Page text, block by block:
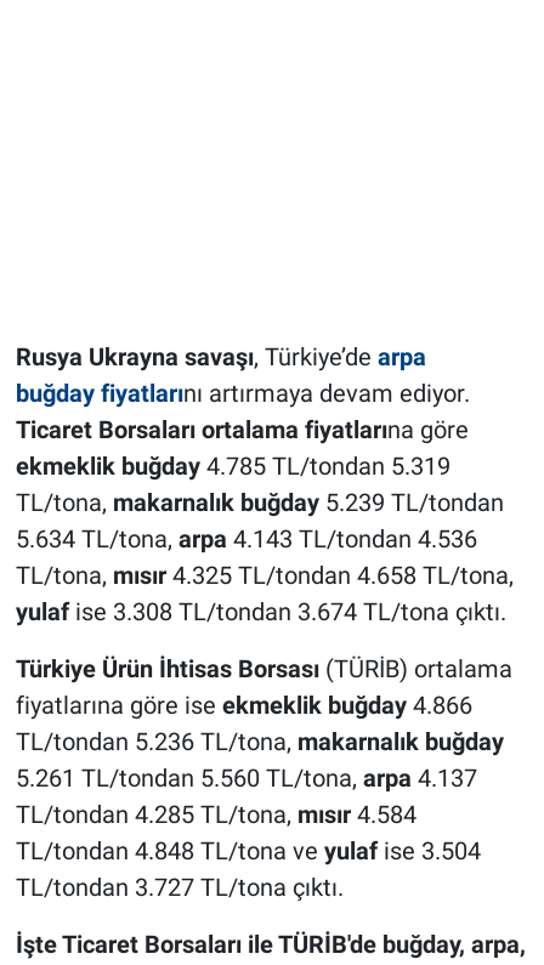
Rusya Ukrayna savaşı, Türkiye’de arpa
buğday fiyatlarını artırmaya devam ediyor.
Ticaret Borsaları ortalama fiyatlarına göre
ekmeklik buğday4.785 TL/tondan 5.319
TL/tona, makarnalık buğday 5.239 TL/tondan
5.634 TL/tona, arpa 4.143 TL/tondan 4.536
TL/tona, mısır 4.325 TL/tondan 4.658 TL/tona,
yulaf ise 3.308 TL/tondan 3.674 TL/tona çıktı.
Türkiye Ürün İhtisas Borsası(TÜRİB) ortalama
fiyatlarına göre ise ekmeklik buğday4.866
TL/tondan 5.236 TL/tona, makarnalık buğday
5.261 TL/tondan 5.560 TL/tona, arpa 4.137
TL/tondan 4.285 TL/tona, mısır 4.584
TL/tondan 4.848 TL/tona ve yulaf ise 3.504
TL/tondan 3.727 TL/tona çıktı.
İşte Ticaret Borsaları ile TÜRİB'de buğday, arpa,